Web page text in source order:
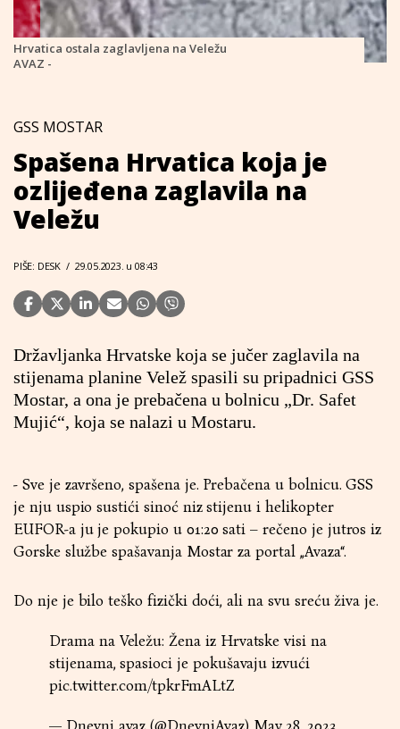
Hrvatica ostala zaglavljena na Veležu
AVAZ -
GSS MOSTAR
Spašena Hrvatica koja je
ozlijeđena zaglavila na
Veležu
PIŠE: DESK / 29.05.2023. u 08:43
Državljanka Hrvatske koja se jučer zaglavila na
stijenama planine Velež spasili su pripadnici GSS
Mostar, a ona je prebačena u bolnicu „Dr. Safet
Mujić“, koja se nalazi u Mostaru.
- Sve je završeno, spašena je. Prebačena u bolnicu. GSS
je nju uspio sustići sinoć niz stijenu i helikopter
EUFOR-a ju je pokupio u 01:20 sati – rečeno je jutros iz
Gorske službe spašavanja Mostar za portal „Avaza“.
Do nje je bilo teško fizički doći, ali na svu sreću živa je.
Drama na Veležu: Žena iz Hrvatske visi na
stijenama, spasioci je pokušavaju izvući
pic.twitter.com/tpkrFmALtZ